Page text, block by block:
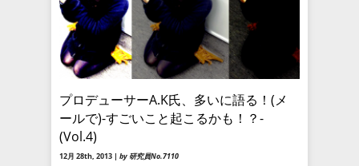
プロデューサーA.K氏、多いに語る！(メ
ールで)-すごいこと起こるかも！？-
(Vol.4)
12月 28th, 2013 | by 研究員No.7110